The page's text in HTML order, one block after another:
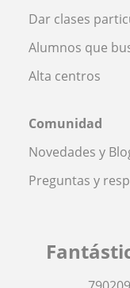
Dar clases
Alumnos que
Alta centros
Comunidad
Novedades y
Preguntas y